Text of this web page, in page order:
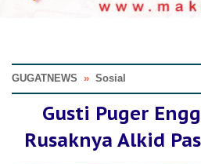
GUGATNEWS » Sosial
Gusti Puger
Rusaknya Alkid